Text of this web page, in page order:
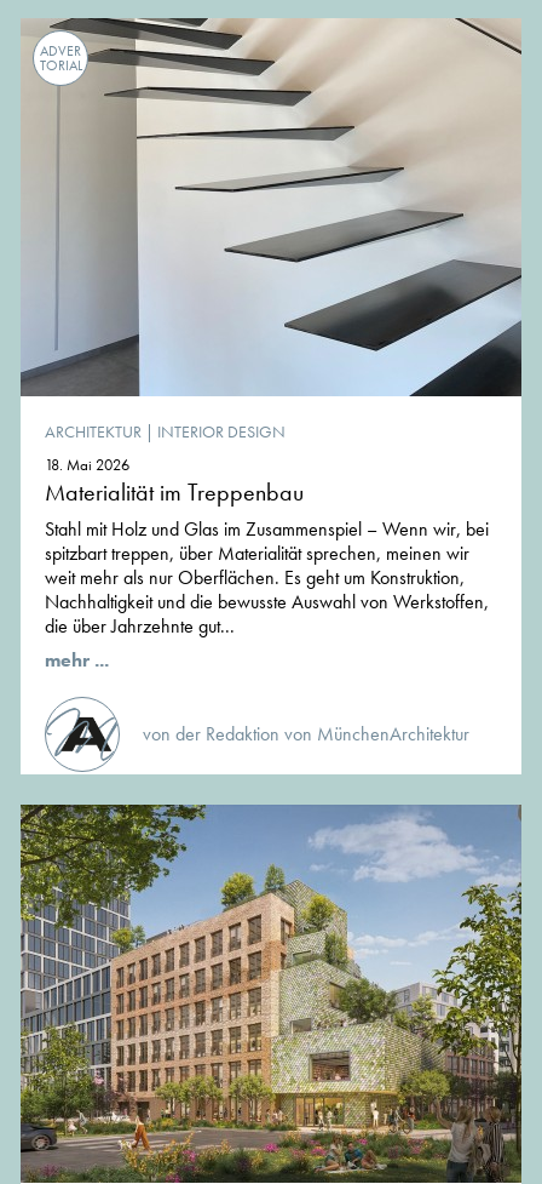
ADVER
TORIAL
ARCHITEKTUR | INTERIOR DESIGN
18. Mai 2026
Materialität im Treppenbau
Stahl mit Holz und Glas im Zusammenspiel – Wenn wir, bei
spitzbart treppen, über Materialität sprechen, meinen wir
weit mehr als nur Oberflächen. Es geht um Konstruktion,
Nachhaltigkeit und die bewusste Auswahl von Werkstoffen,
die über Jahrzehnte gut...
mehr ...
von der Redaktion von MünchenArchitektur